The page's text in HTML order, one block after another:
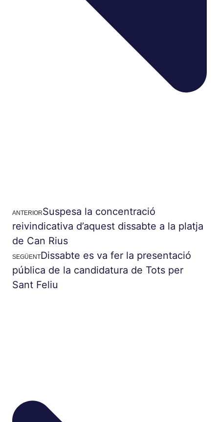
ANTERIORSuspesa la concentració
reivindicativa d’aquest dissabte a la platja
de Can Rius
SEGÜENTDissabte es va fer la presentació
pública de la candidatura de Tots per
Sant Feliu